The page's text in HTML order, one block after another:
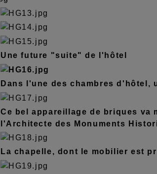
Une future "suite" de l'hôtel
Dans l'une des chambres d'hôtel,
Ce bel appareillage de briques va
l'Architecte des Monuments
La chapelle, dont le mobilier est